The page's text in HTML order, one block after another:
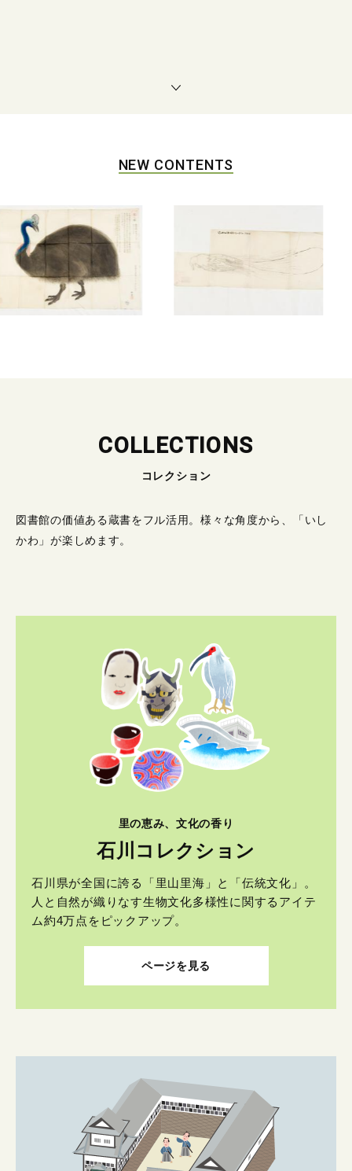
NEW CONTENTS
COLLECTIONS
コレクション
図書館の価値ある蔵書をフル活用。様々な角度から、「いし
かわ」が楽しめます。
里の恵み、文化の香り
石川コレクション
石川県が全国に誇る「里山里海」と「伝統文化」。
人と自然が織りなす生物文化多様性に関するアイテ
ム約4万点をピックアップ。
ページを見る